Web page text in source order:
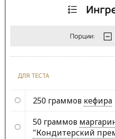
Порции:
ДЛЯ ТЕСТА
250 граммов кефира
50 граммов
"Кондитерский